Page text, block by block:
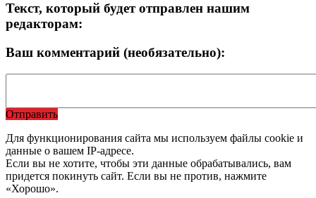
Текст, который будет отправлен нашим
редакторам:
Ваш комментарий (необязательно):
Отправить
Для функционирования сайта мы используем файлы cookie и
данные о вашем IP-адресе.
Если вы не хотите, чтобы эти данные обрабатывались, вам
придется покинуть сайт. Если вы не против, нажмите
«Хорошо».